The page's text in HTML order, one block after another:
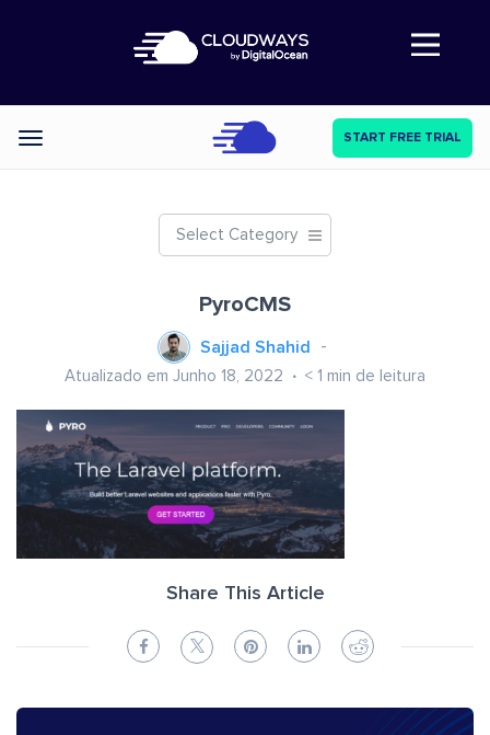
Abre a navegação
Categories START FREE TRIAL
Select Category
PyroCMS
Sajjad Shahid
Atualizado em Junho 18, 2022 < 1 min de leitura
Share This Article